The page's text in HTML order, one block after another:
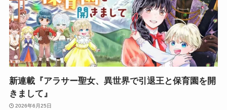
新連載『アラサー聖女、異世界で引退王と保育園を開
きまして』
2026年6月25日